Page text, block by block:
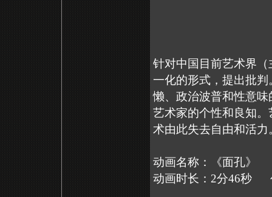
针对中国目前艺术界
一化的形式，提出批
懒、政治波普和性意
艺术家的个性和良知
术由此失去自由和活
动画名称：《面孔》
动画时长：2分46秒